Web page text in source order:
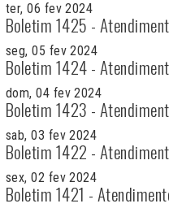
ter, 06 fev 2024
Boletim 1425 -
seg, 05 fev 2024
Boletim 1424 -
dom, 04 fev 2024
Boletim 1423 -
sab, 03 fev 2024
Boletim 1422 -
sex, 02 fev 2024
Boletim 1421 -